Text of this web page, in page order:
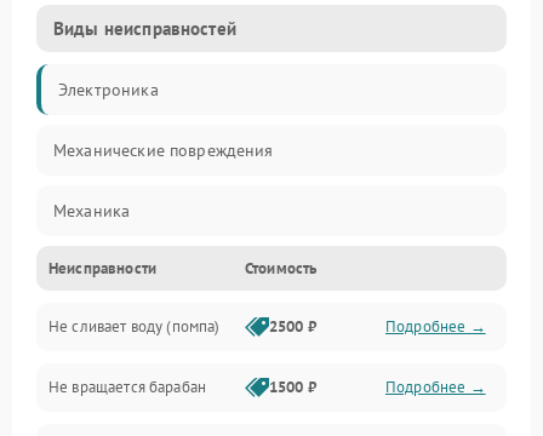
Виды неисправностей
Электроника
Механические повреждения
Механика
Электропитание
Водоснабжение
Слив
Неисправности Стоимость
Не сливает воду (помпа) 2500 ₽ Подробнее →
Не вращается барабан 1500 ₽ Подробнее →